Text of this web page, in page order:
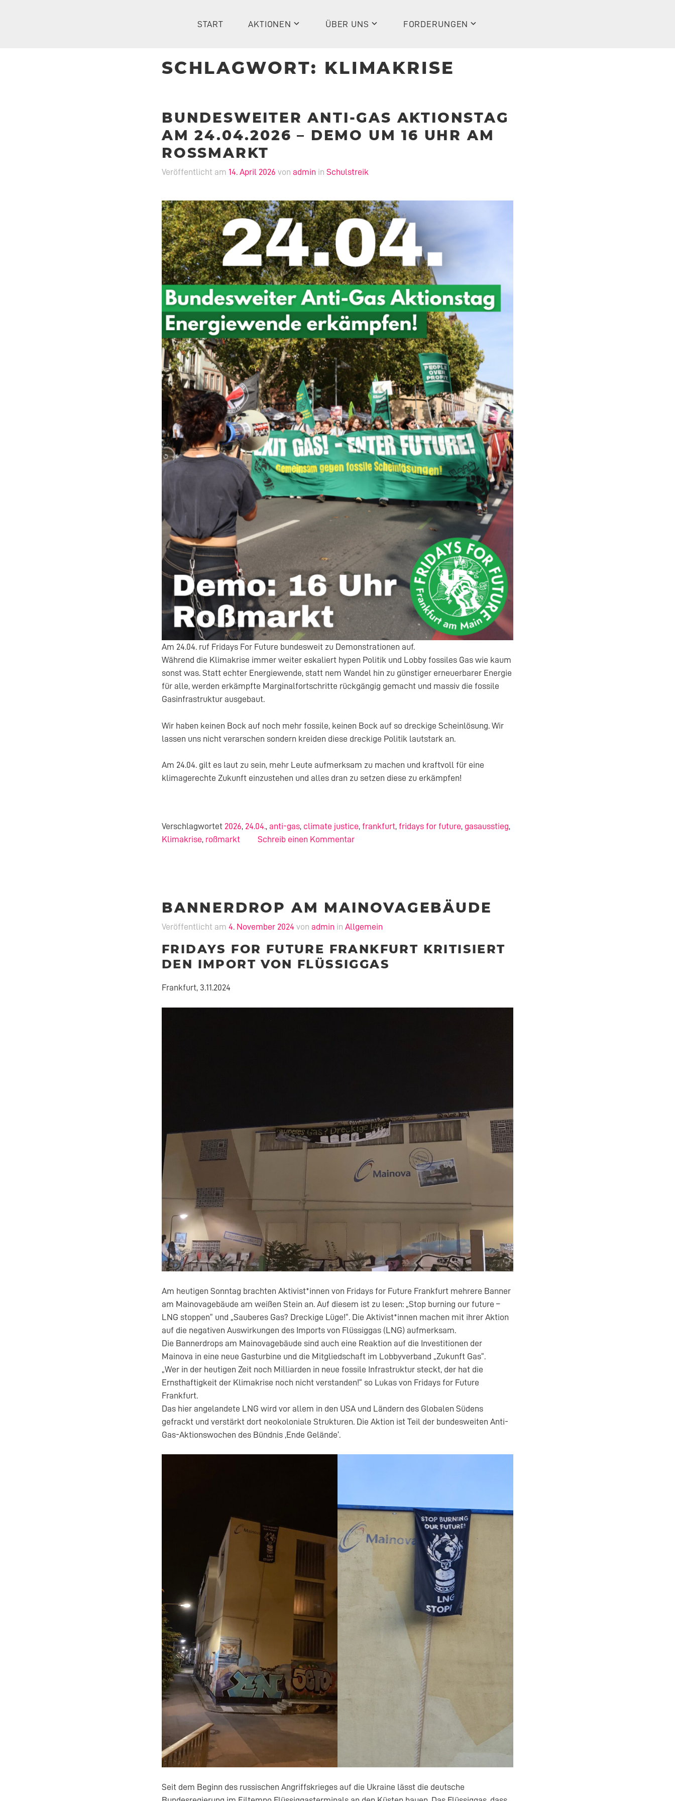
START AKTIONEN ÜBER UNS FORDERUNGEN
SCHLAGWORT: KLIMAKRISE
BUNDESWEITER ANTI-GAS AKTIONSTAG
AM 24.04.2026 – DEMO UM 16 UHR AM
ROSSMARKT
Veröffentlicht am 14. April 2026 von admin in Schulstreik
Am 24.04. ruf Fridays For Future bundesweit zu Demonstrationen auf.
Während die Klimakrise immer weiter eskaliert hypen Politik und Lobby fossiles Gas wie kaum
sonst was. Statt echter Energiewende, statt nem Wandel hin zu günstiger erneuerbarer Energie
für alle, werden erkämpfte Marginalfortschritte rückgängig gemacht und massiv die fossile
Gasinfrastruktur ausgebaut.
Wir haben keinen Bock auf noch mehr fossile, keinen Bock auf so dreckige Scheinlösung. Wir
lassen uns nicht verarschen sondern kreiden diese dreckige Politik lautstark an.
Am 24.04. gilt es laut zu sein, mehr Leute aufmerksam zu machen und kraftvoll für eine
klimagerechte Zukunft einzustehen und alles dran zu setzen diese zu erkämpfen!
Verschlagwortet 2026, 24.04., anti-gas, climate justice, frankfurt, fridays for future, gasausstieg,
Klimakrise, roßmarkt Schreib einen Kommentar
BANNERDROP AM MAINOVAGEBÄUDE
Veröffentlicht am 4. November 2024 von admin in Allgemein
FRIDAYS FOR FUTURE FRANKFURT KRITISIERT
DEN IMPORT VON FLÜSSIGGAS
Frankfurt, 3.11.2024
Am heutigen Sonntag brachten Aktivist*innen von Fridays for Future Frankfurt mehrere Banner
am Mainovagebäude am weißen Stein an. Auf diesem ist zu lesen: „Stop burning our future –
LNG stoppen“ und „Sauberes Gas? Dreckige Lüge!“. Die Aktivist*innen machen mit ihrer Aktion
auf die negativen Auswirkungen des Imports von Flüssiggas (LNG) aufmerksam.
Die Bannerdrops am Mainovagebäude sind auch eine Reaktion auf die Investitionen der
Mainova in eine neue Gasturbine und die Mitgliedschaft im Lobbyverband „Zukunft Gas“.
„Wer in der heutigen Zeit noch Milliarden in neue fossile Infrastruktur steckt, der hat die
Ernsthaftigkeit der Klimakrise noch nicht verstanden!“ so Lukas von Fridays for Future
Frankfurt.
Das hier angelandete LNG wird vor allem in den USA und Ländern des Globalen Südens
gefrackt und verstärkt dort neokoloniale Strukturen. Die Aktion ist Teil der bundesweiten Anti-
Gas-Aktionswochen des Bündnis ‚Ende Gelände‘.
Seit dem Beginn des russischen Angriffskrieges auf die Ukraine lässt die deutsche